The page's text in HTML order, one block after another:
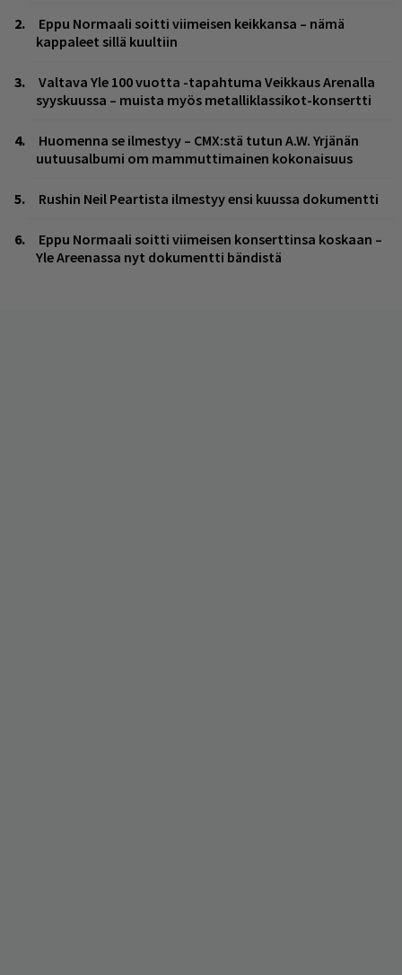
Eppu Normaali soitti viimeisen keikkansa – nämä
kappaleet sillä kuultiin
Valtava Yle 100 vuotta -tapahtuma Veikkaus Arenalla
syyskuussa – muista myös metalliklassikot-konsertti
Huomenna se ilmestyy – CMX:stä tutun A.W. Yrjänän
uutuusalbumi om mammuttimainen kokonaisuus
Rushin Neil Peartista ilmestyy ensi kuussa dokumentti
Eppu Normaali soitti viimeisen konserttinsa koskaan –
Yle Areenassa nyt dokumentti bändistä